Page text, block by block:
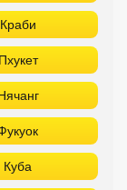
Краби
Пхукет
Куба